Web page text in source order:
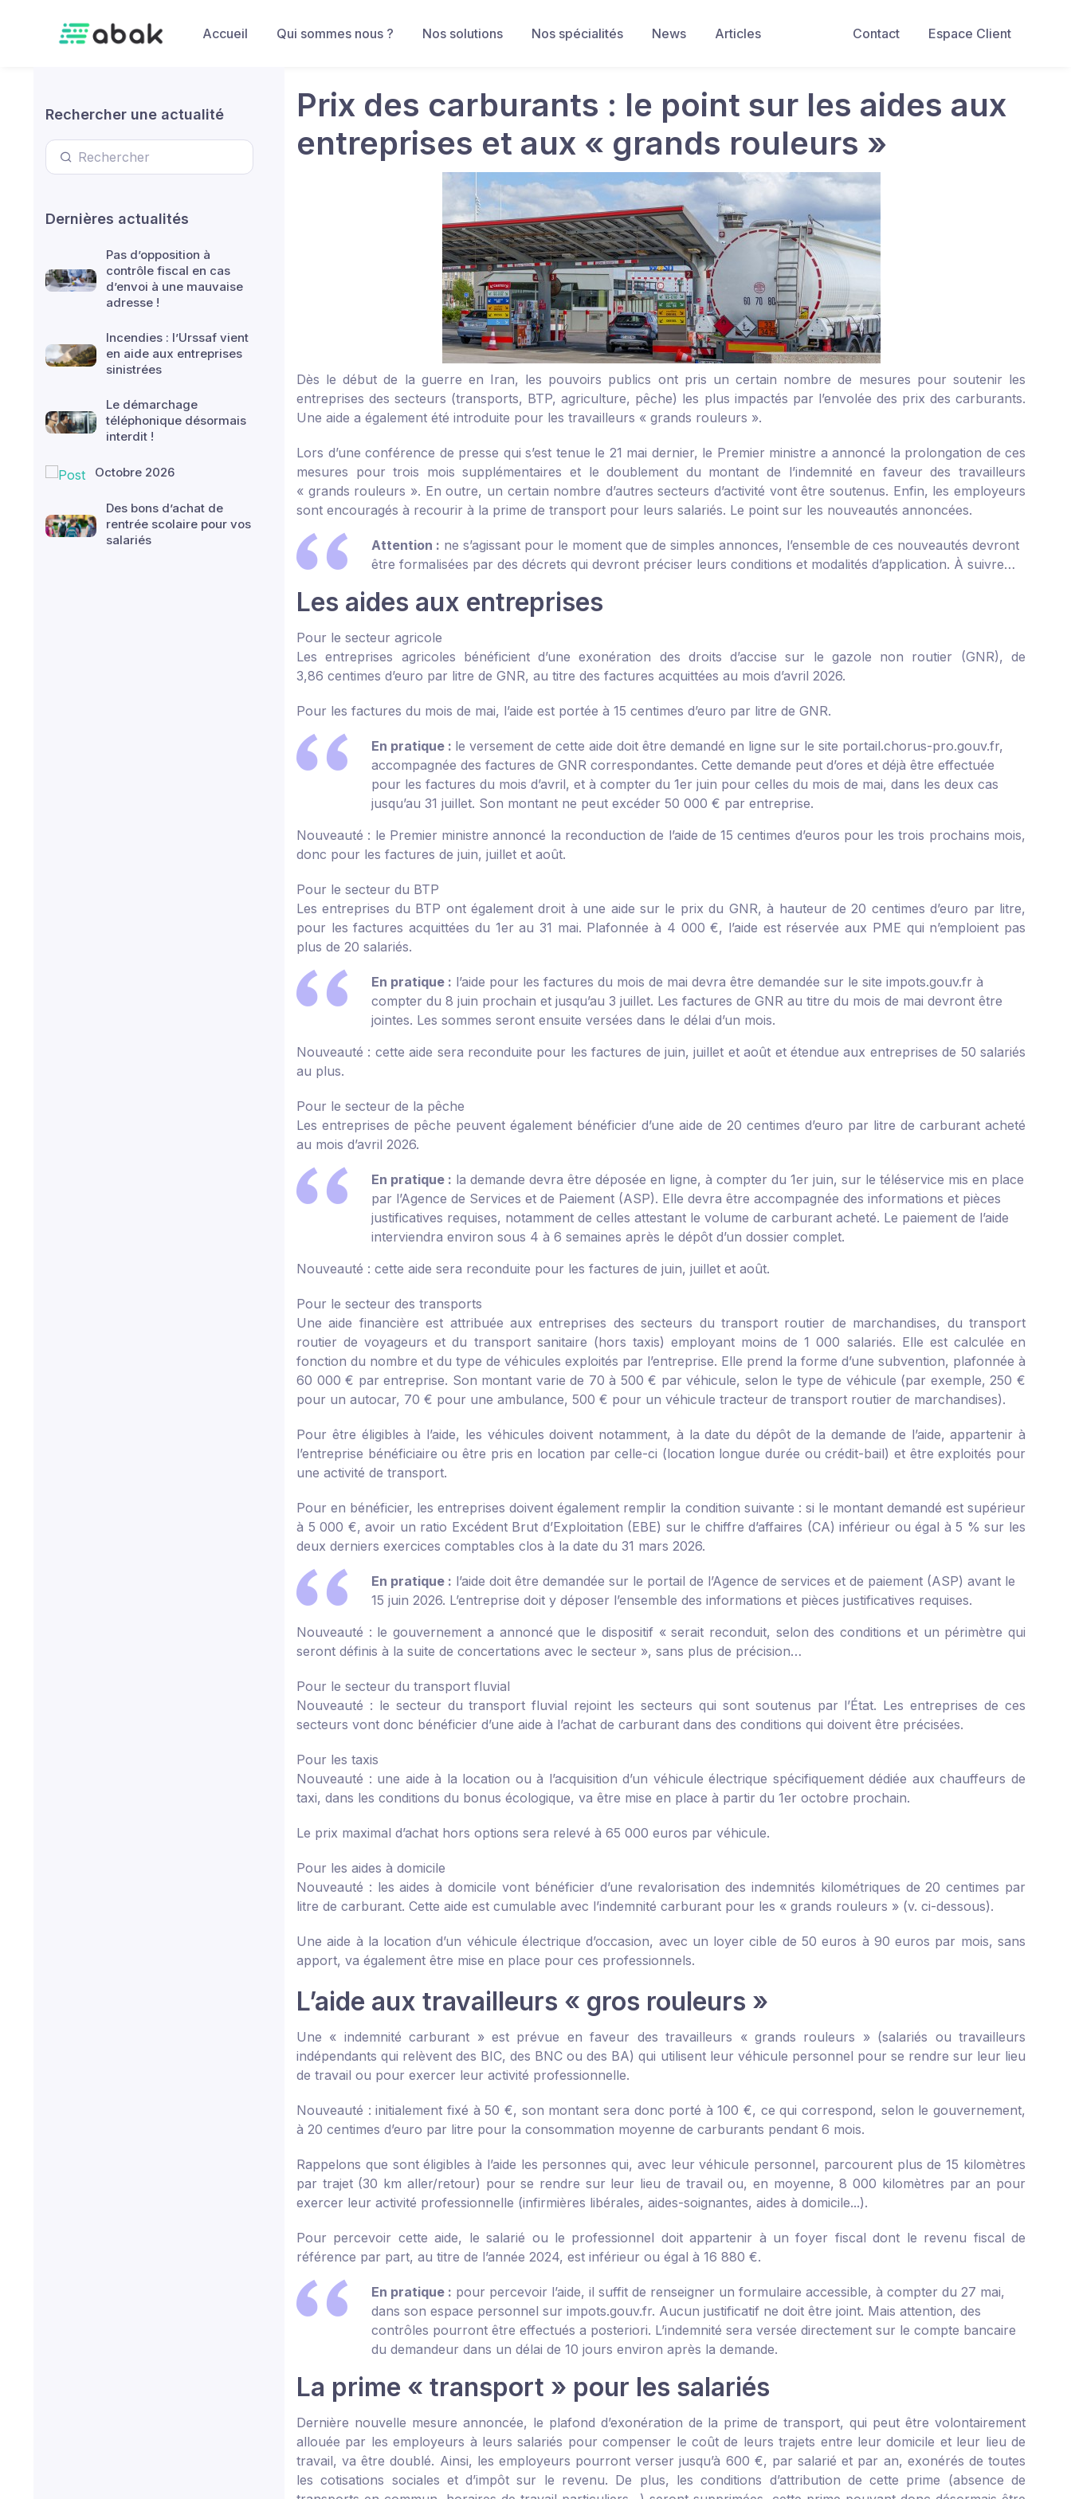
Contact
Espace Client
Accueil Qui sommes nous ? Nos solutions Nos spécialités News Articles
Rechercher une actualité
Dernières actualités
Pas d’opposition à
contrôle fiscal en cas
d’envoi à une mauvaise
adresse !
Incendies : l’Urssaf vient
en aide aux entreprises
sinistrées
Le démarchage
téléphonique désormais
interdit !
Octobre 2026
Des bons d’achat de
rentrée scolaire pour vos
salariés
Prix des carburants : le point sur les aides aux
entreprises et aux « grands rouleurs »
Dès le début de la guerre en Iran, les pouvoirs publics ont pris un certain nombre de mesures pour soutenir les
entreprises des secteurs (transports, BTP, agriculture, pêche) les plus impactés par l’envolée des prix des carburants.
Une aide a également été introduite pour les travailleurs « grands rouleurs ».
Lors d’une conférence de presse qui s’est tenue le 21 mai dernier, le Premier ministre a annoncé la prolongation de ces
mesures pour trois mois supplémentaires et le doublement du montant de l’indemnité en faveur des travailleurs
« grands rouleurs ». En outre, un certain nombre d’autres secteurs d’activité vont être soutenus. Enfin, les employeurs
sont encouragés à recourir à la prime de transport pour leurs salariés. Le point sur les nouveautés annoncées.
Attention : ne s’agissant pour le moment que de simples annonces, l’ensemble de ces nouveautés devront
être formalisées par des décrets qui devront préciser leurs conditions et modalités d’application. À suivre…
Les aides aux entreprises
Pour le secteur agricole
Les entreprises agricoles bénéficient d’une exonération des droits d’accise sur le gazole non routier (GNR), de
3,86 centimes d’euro par litre de GNR, au titre des factures acquittées au mois d’avril 2026.
Pour les factures du mois de mai, l’aide est portée à 15 centimes d’euro par litre de GNR.
En pratique : le versement de cette aide doit être demandé en ligne sur le site portail.chorus-pro.gouv.fr,
accompagnée des factures de GNR correspondantes. Cette demande peut d’ores et déjà être effectuée
pour les factures du mois d’avril, et à compter du 1er juin pour celles du mois de mai, dans les deux cas
jusqu’au 31 juillet. Son montant ne peut excéder 50 000 € par entreprise.
Nouveauté : le Premier ministre annoncé la reconduction de l’aide de 15 centimes d’euros pour les trois prochains mois,
donc pour les factures de juin, juillet et août.
Pour le secteur du BTP
Les entreprises du BTP ont également droit à une aide sur le prix du GNR, à hauteur de 20 centimes d’euro par litre,
pour les factures acquittées du 1er au 31 mai. Plafonnée à 4 000 €, l’aide est réservée aux PME qui n’emploient pas
plus de 20 salariés.
En pratique : l’aide pour les factures du mois de mai devra être demandée sur le site impots.gouv.fr à
compter du 8 juin prochain et jusqu’au 3 juillet. Les factures de GNR au titre du mois de mai devront être
jointes. Les sommes seront ensuite versées dans le délai d’un mois.
Nouveauté : cette aide sera reconduite pour les factures de juin, juillet et août et étendue aux entreprises de 50 salariés
au plus.
Pour le secteur de la pêche
Les entreprises de pêche peuvent également bénéficier d’une aide de 20 centimes d’euro par litre de carburant acheté
au mois d’avril 2026.
En pratique : la demande devra être déposée en ligne, à compter du 1er juin, sur le téléservice mis en place
par l’Agence de Services et de Paiement (ASP). Elle devra être accompagnée des informations et pièces
justificatives requises, notamment de celles attestant le volume de carburant acheté. Le paiement de l’aide
interviendra environ sous 4 à 6 semaines après le dépôt d’un dossier complet.
Nouveauté : cette aide sera reconduite pour les factures de juin, juillet et août.
Pour le secteur des transports
Une aide financière est attribuée aux entreprises des secteurs du transport routier de marchandises, du transport
routier de voyageurs et du transport sanitaire (hors taxis) employant moins de 1 000 salariés. Elle est calculée en
fonction du nombre et du type de véhicules exploités par l’entreprise. Elle prend la forme d’une subvention, plafonnée à
60 000 € par entreprise. Son montant varie de 70 à 500 € par véhicule, selon le type de véhicule (par exemple, 250 €
pour un autocar, 70 € pour une ambulance, 500 € pour un véhicule tracteur de transport routier de marchandises).
Pour être éligibles à l’aide, les véhicules doivent notamment, à la date du dépôt de la demande de l’aide, appartenir à
l’entreprise bénéficiaire ou être pris en location par celle-ci (location longue durée ou crédit-bail) et être exploités pour
une activité de transport.
Pour en bénéficier, les entreprises doivent également remplir la condition suivante : si le montant demandé est supérieur
à 5 000 €, avoir un ratio Excédent Brut d’Exploitation (EBE) sur le chiffre d’affaires (CA) inférieur ou égal à 5 % sur les
deux derniers exercices comptables clos à la date du 31 mars 2026.
En pratique : l’aide doit être demandée sur le portail de l’Agence de services et de paiement (ASP) avant le
15 juin 2026. L’entreprise doit y déposer l’ensemble des informations et pièces justificatives requises.
Nouveauté : le gouvernement a annoncé que le dispositif « serait reconduit, selon des conditions et un périmètre qui
seront définis à la suite de concertations avec le secteur », sans plus de précision…
Pour le secteur du transport fluvial
Nouveauté : le secteur du transport fluvial rejoint les secteurs qui sont soutenus par l’État. Les entreprises de ces
secteurs vont donc bénéficier d’une aide à l’achat de carburant dans des conditions qui doivent être précisées.
Pour les taxis
Nouveauté : une aide à la location ou à l’acquisition d’un véhicule électrique spécifiquement dédiée aux chauffeurs de
taxi, dans les conditions du bonus écologique, va être mise en place à partir du 1er octobre prochain.
Le prix maximal d’achat hors options sera relevé à 65 000 euros par véhicule.
Pour les aides à domicile
Nouveauté : les aides à domicile vont bénéficier d’une revalorisation des indemnités kilométriques de 20 centimes par
litre de carburant. Cette aide est cumulable avec l’indemnité carburant pour les « grands rouleurs » (v. ci-dessous).
Une aide à la location d’un véhicule électrique d’occasion, avec un loyer cible de 50 euros à 90 euros par mois, sans
apport, va également être mise en place pour ces professionnels.
L’aide aux travailleurs « gros rouleurs »
Une « indemnité carburant » est prévue en faveur des travailleurs « grands rouleurs » (salariés ou travailleurs
indépendants qui relèvent des BIC, des BNC ou des BA) qui utilisent leur véhicule personnel pour se rendre sur leur lieu
de travail ou pour exercer leur activité professionnelle.
Nouveauté :initialement fixé à 50 €, son montant sera donc porté à 100 €, ce qui correspond, selon le gouvernement,
à 20 centimes d’euro par litre pour la consommation moyenne de carburants pendant 6 mois.
Rappelons que sont éligibles à l’aide les personnes qui, avec leur véhicule personnel, parcourent plus de 15 kilomètres
par trajet (30 km aller/retour) pour se rendre sur leur lieu de travail ou, en moyenne, 8 000 kilomètres par an pour
exercer leur activité professionnelle (infirmières libérales, aides-soignantes, aides à domicile...).
Pour percevoir cette aide, le salarié ou le professionnel doit appartenir à un foyer fiscal dont le revenu fiscal de
référence par part, au titre de l’année 2024, est inférieur ou égal à 16 880 €.
En pratique : pour percevoir l’aide, il suffit de renseigner un formulaire accessible, à compter du 27 mai,
dans son espace personnel sur impots.gouv.fr. Aucun justificatif ne doit être joint. Mais attention, des
contrôles pourront être effectués a posteriori. L’indemnité sera versée directement sur le compte bancaire
du demandeur dans un délai de 10 jours environ après la demande.
La prime « transport » pour les salariés
Dernière nouvelle mesure annoncée, le plafond d’exonération de la prime de transport, qui peut être volontairement
allouée par les employeurs à leurs salariés pour compenser le coût de leurs trajets entre leur domicile et leur lieu de
travail, va être doublé. Ainsi, les employeurs pourront verser jusqu’à 600 €, par salarié et par an, exonérés de toutes
les cotisations sociales et d’impôt sur le revenu. De plus, les conditions d’attribution de cette prime (absence de